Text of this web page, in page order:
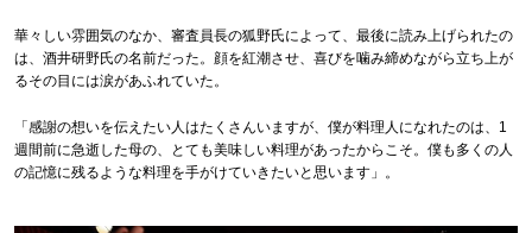
華々しい雰囲気のなか、審査員長の狐野氏によって、最後に読み上げられたの
は、酒井研野氏の名前だった。顔を紅潮させ、喜びを噛み締めながら立ち上が
るその目には涙があふれていた。
「感謝の想いを伝えたい人はたくさんいますが、僕が料理人になれたのは、1
週間前に急逝した母の、とても美味しい料理があったからこそ。僕も多くの人
の記憶に残るような料理を手がけていきたいと思います」。